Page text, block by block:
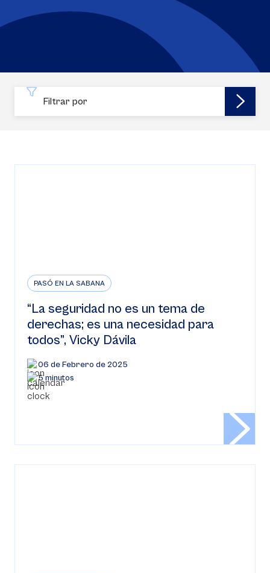
Filtrar por
PASÓ EN LA SABANA
“La seguridad no es un tema de
derechas; es una necesidad para
todos”, Vicky Dávila
06 de Febrero de 2025
5 minutos